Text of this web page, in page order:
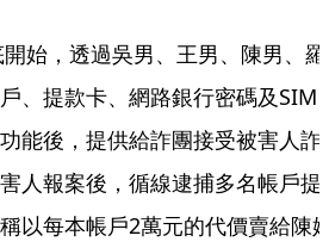
始，透過吳男、王男、陳男、羅
、提款卡、網路銀行密碼及SIM
能後，提供給詐團接受被害人詐
人報案後，循線逮捕多名帳戶提
以每本帳戶2萬元的代價賣給陳